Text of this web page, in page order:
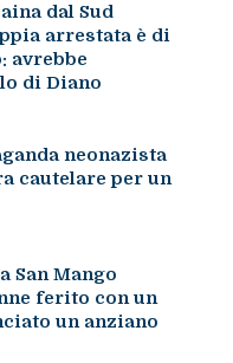
dal Sud
arrestata è di
avrebbe
di Diano
neonazista
cautelare per un
San Mango
ferito con un
un anziano